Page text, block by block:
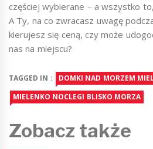
częściej wybierane – a wszystko
A Ty, na co zwracasz uwagę
kierujesz się ceną, czy może
nas na miejscu?
TAGGED IN :
DOMKI NAD MORZEM
MIELENKO NOCLEGI BLISKO MORZA
Zobacz także